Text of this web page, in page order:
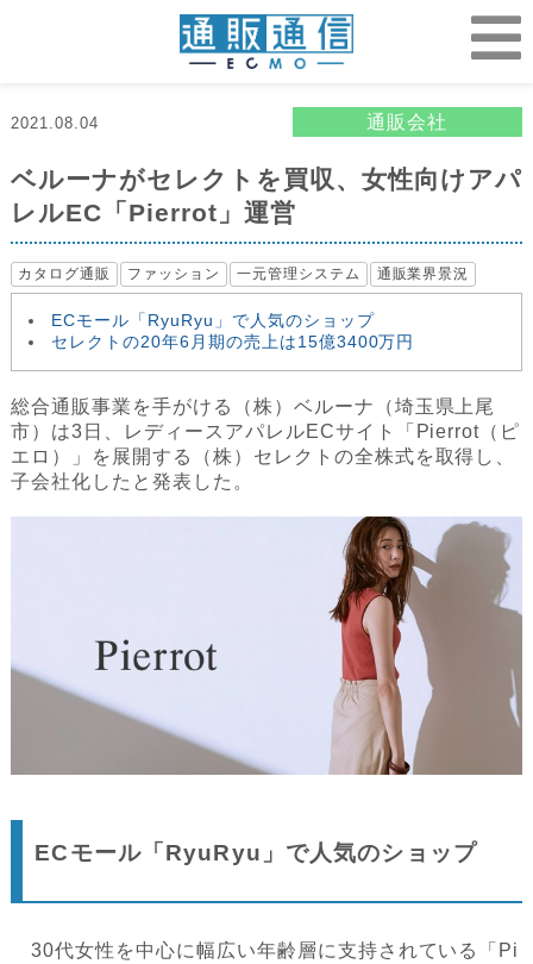
2021.08.04 通販会社
ベルーナがセレクトを買収、女性向けアパ
レルEC「Pierrot」運営
カタログ通販 ファッション 一元管理システム 通販業界景況
ECモール「RyuRyu」で人気のショップ
セレクトの20年6月期の売上は15億3400万円
総合通販事業を手がける（株）ベルーナ（埼玉県上尾
市）は3日、レディースアパレルECサイト「Pierrot（ピ
エロ）」を展開する（株）セレクトの全株式を取得し、
子会社化したと発表した。
ECモール「RyuRyu」で人気のショップ
30代女性を中心に幅広い年齢層に支持されている「Pi